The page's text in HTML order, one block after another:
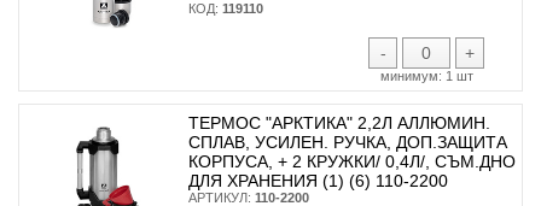
КОД: 119110
- +
минимум: 1 шт
ТЕРМОС "АРКТИКА" 2,2Л АЛЛЮМИН.
СПЛАВ, УСИЛЕН. РУЧКА, ДОП.ЗАЩИТА
КОРПУСА, + 2 КРУЖКИ/ 0,4Л/, СЪМ.ДНО
ДЛЯ ХРАНЕНИЯ (1) (6) 110-2200
АРТИКУЛ: 110-2200